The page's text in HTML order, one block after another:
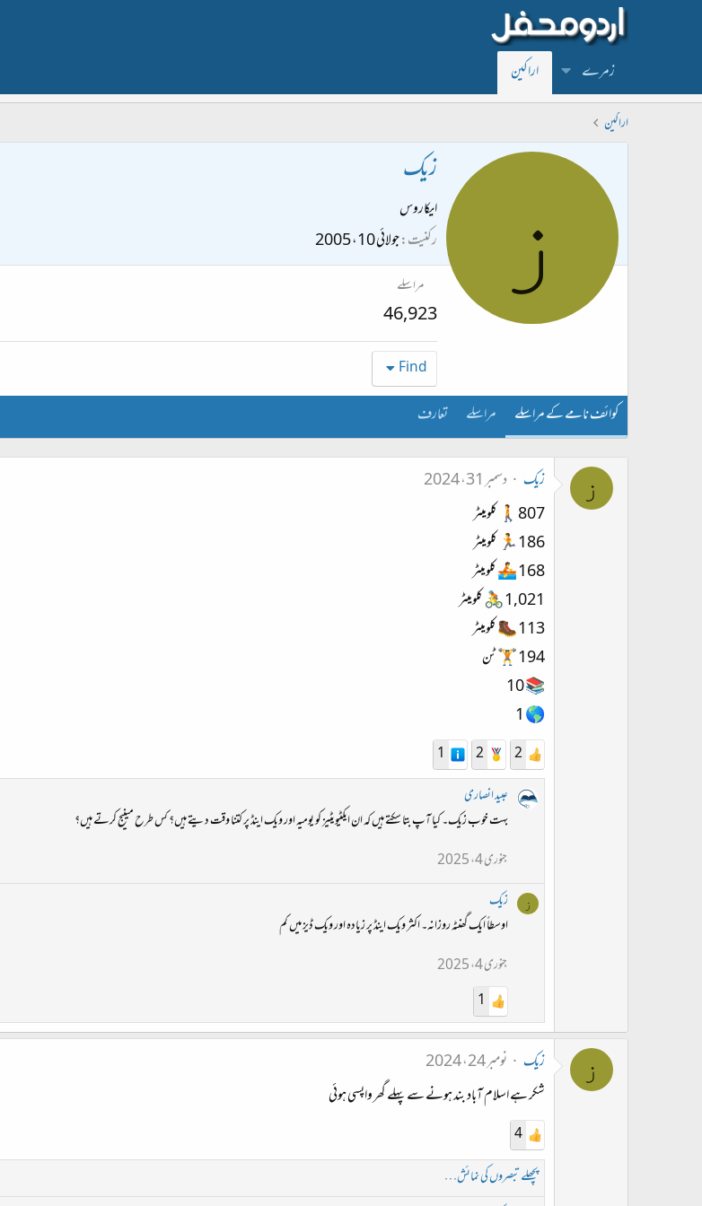
زمرے اراکین
اراکین
ز
زیک
ایکاروس
رکنیت جولائی 10، 2005
مراسلے
46,923
Find
کوائف نامے کے مراسلے مراسلے تعارف
ز زیک
دسمبر 31، 2024
‎🚶807 کلومیٹر
‎🏃186 کلومیٹر
‎🚣 168 کلومیٹر
‎🚴 1,021 کلومیٹر
‎🥾 113 کلومیٹر
‎🏋️ 194 ٹن
📚 10
🌎 1
2
2
1
عبید انصاری
بہت خوب زیک۔ کیا آپ بتا سکتے ہیں کہ ان ایکٹیویٹیز کو یومیہ اور ویک اینڈ پر کتنا وقت دیتے ہیں؟ کس طرح مینیج کرتے ہیں؟
جنوری 4، 2025
ز
زیک
اوسطاً ایک گھنٹہ روزانہ۔ اکثر ویک اینڈ پر زیادہ اور ویک ڈیز میں کم
جنوری 4، 2025
1
ز زیک
نومبر 24، 2024
شکر ہے اسلام آباد بند ہونے سے پہلے گھر واپسی ہوئی
4
پچھلے تبصروں کی نمائش…